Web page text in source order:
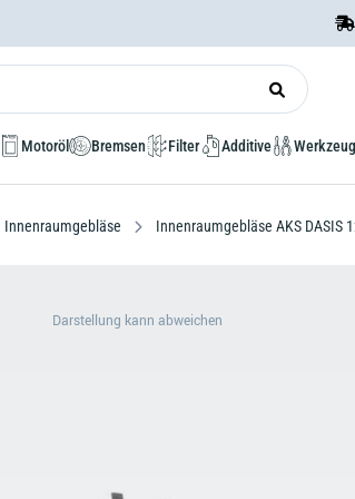
Motoröl Bremsen Filter Additive Werkzeug
Innenraumgebläse Innenraumgebläse AKS DASIS
Darstellung kann abweichen